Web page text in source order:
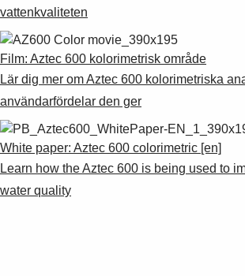
vattenkvaliteten
Film: Aztec 600 kolorimetrisk område
Lär dig mer om Aztec 600 kolorimetriska
användarfördelar den ger
White paper: Aztec 600 colorimetric [en]
Learn how the Aztec 600 is being used to
water quality